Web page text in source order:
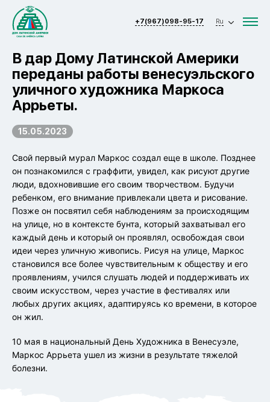
+7(967)098-95-17 Ru
В дар Дому Латинской Америки
переданы работы венесуэльского
уличного художника Маркоса
Аррьеты.
15.05.2023
Свой первый мурал Маркос создал еще в школе. Позднее
он познакомился с граффити, увидел, как рисуют другие
люди, вдохновившие его своим творчеством. Будучи
ребенком, его внимание привлекали цвета и рисование.
Позже он посвятил себя наблюдениям за происходящим
на улице, но в контексте бунта, который захватывал его
каждый день и который он проявлял, освобождая свои
идеи через уличную живопись. Рисуя на улице, Маркос
становился все более чувствительным к обществу и его
проявлениям, учился слушать людей и поддерживать их
своим искусством, через участие в фестивалях или
любых других акциях, адаптируясь ко времени, в которое
он жил.
10 мая в национальный День Художника в Венесуэле,
Маркос Аррьета ушел из жизни в результате тяжелой
болезни.